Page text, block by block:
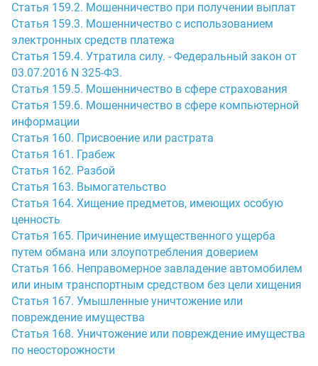
Статья 159.2. Мошенничество при получении выплат
Статья 159.3. Мошенничество с использованием
электронных средств платежа
Статья 159.4. Утратила силу. - Федеральный закон от
03.07.2016 N 325-ФЗ.
Статья 159.5. Мошенничество в сфере страхования
Статья 159.6. Мошенничество в сфере компьютерной
информации
Статья 160. Присвоение или растрата
Статья 161. Грабеж
Статья 162. Разбой
Статья 163. Вымогательство
Статья 164. Хищение предметов, имеющих особую
ценность
Статья 165. Причинение имущественного ущерба
путем обмана или злоупотребления доверием
Статья 166. Неправомерное завладение автомобилем
или иным транспортным средством без цели хищения
Статья 167. Умышленные уничтожение или
повреждение имущества
Статья 168. Уничтожение или повреждение имущества
по неосторожности